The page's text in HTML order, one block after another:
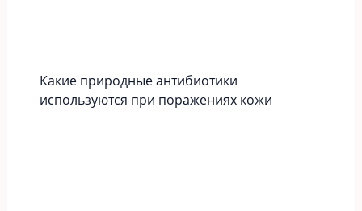
Какие природные антибиотики
используются при поражениях кожи